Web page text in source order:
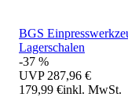
BGS
Lagerschalen
-37 %
UVP 287,96 €
179,99 €inkl. MwSt.